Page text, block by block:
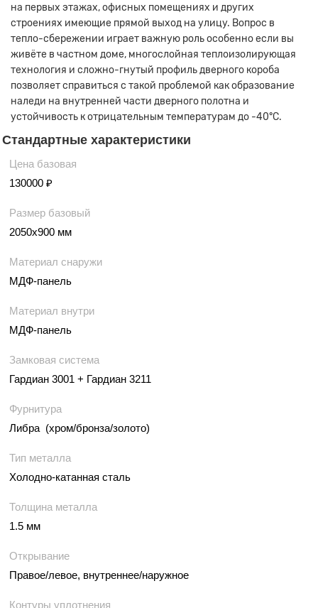
на первых этажах, офисных помещениях и других
строениях имеющие прямой выход на улицу. Вопрос в
тепло-сбережении играет важную роль особенно если вы
живёте в частном доме, многослойная теплоизолирующая
технология и сложно-гнутый профиль дверного короба
позволяет справиться с такой проблемой как образование
наледи на внутренней части дверного полотна и
устойчивость к отрицательным температурам до -40°С.
Стандартные характеристики
Цена базовая
130000 ₽
Размер базовый
2050х900 мм
Материал снаружи
МДФ-панель
Материал внутри
МДФ-панель
Замковая система
Гардиан 3001 + Гардиан 3211
Фурнитура
Либра (хром/бронза/золото)
Тип металла
Холодно-катанная сталь
Толщина металла
1.5 мм
Открывание
Правое/левое, внутреннее/наружное
Контуры уплотнения